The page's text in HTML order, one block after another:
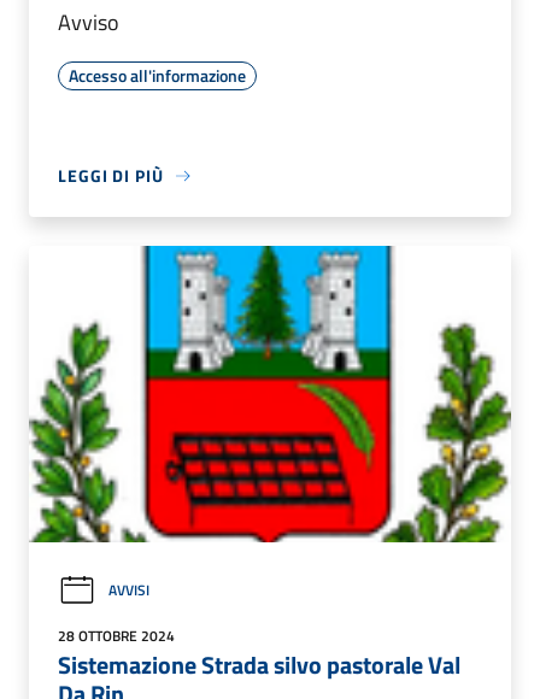
Avviso
Accesso all'informazione
LEGGI DI PIÙ
AVVISI
28 OTTOBRE 2024
Sistemazione Strada silvo pastorale Val